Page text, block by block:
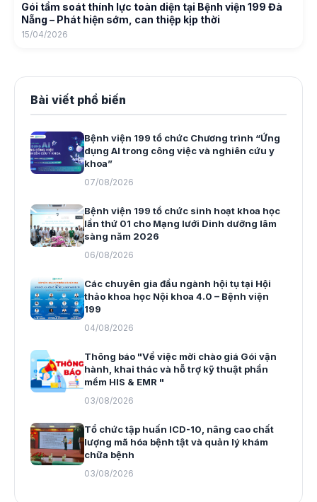
Gói tầm soát thính lực toàn diện tại Bệnh viện 199 Đà
Nẵng – Phát hiện sớm, can thiệp kịp thời
15/04/2026
Bài viết phổ biến
Bệnh viện 199 tổ chức Chương trình “Ứng
dụng AI trong công việc và nghiên cứu y
khoa”
07/08/2026
Bệnh viện 199 tổ chức sinh hoạt khoa học
lần thứ 01 cho Mạng lưới Dinh dưỡng lâm
sàng năm 2026
06/08/2026
Các chuyên gia đầu ngành hội tụ tại Hội
thảo khoa học Nội khoa 4.0 – Bệnh viện
199
04/08/2026
Thông báo "Về việc mời chào giá Gói vận
hành, khai thác và hỗ trợ kỹ thuật phần
mềm HIS & EMR "
03/08/2026
Tổ chức tập huấn ICD-10, nâng cao chất
lượng mã hóa bệnh tật và quản lý khám
chữa bệnh
03/08/2026